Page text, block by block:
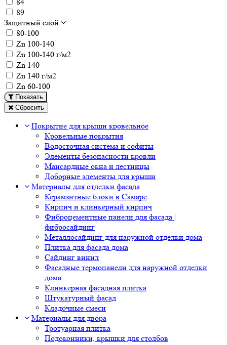
89
Защитный слой
80-100
Zn 100-140
Zn 100-140 г/м2
Zn 140
Zn 140 г/м2
Zn 60-100
Показать
Сбросить
Покрытие для крыши кровельное
Кровельные покрытия
Водосточная система и софиты
Элементы безопасности кровли
Мансардные окна и лестницы
Доборные элементы для крыши
Материалы для отделки фасада
Керамзитные блоки в Самаре
Кирпич и клинкерный кирпич
Фиброцементные панели для фасада |
фибросайдинг
Металлосайдинг для наружной отделки дома
Плитка для фасада дома
Сайдинг винил
Фасадные термопанели для наружной отделки
дома
Клинкерная фасадная плитка
Штукатурный фасад
Кладочные смеси
Материалы для двора
Тротуарная плитка
Подоконники, крышки для столбов